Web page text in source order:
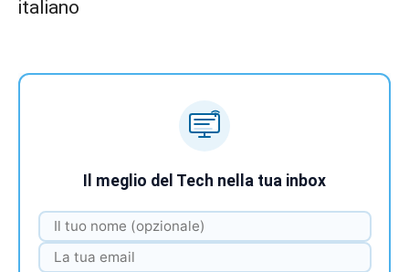
italiano
Il meglio del Tech nella tua inbox